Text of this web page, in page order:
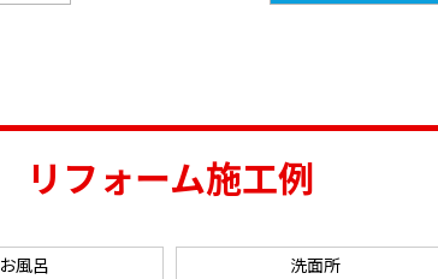
リフォーム施工例
お風呂 洗面所